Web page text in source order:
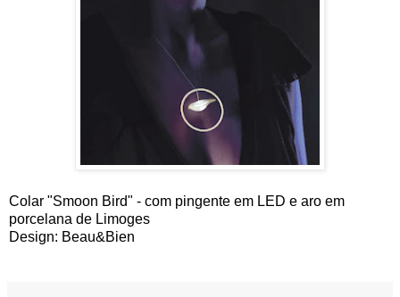
Colar "Smoon Bird" - com pingente em LED e aro em
porcelana de Limoges
Design: Beau&Bien